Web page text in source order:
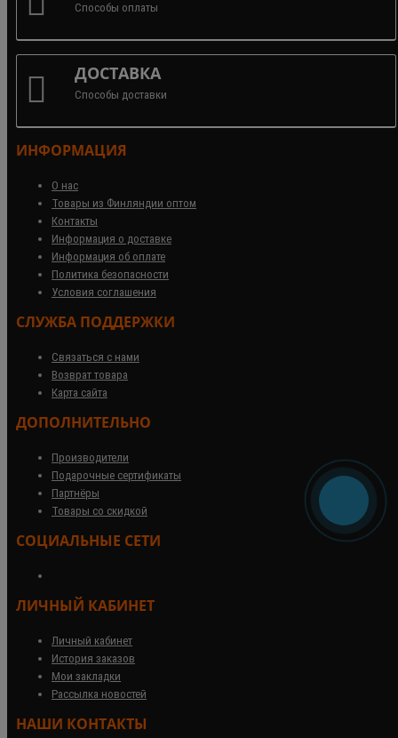
Способы оплаты
ДОСТАВКА
Способы доставки
ИНФОРМАЦИЯ
О нас
Товары из Финляндии оптом
Контакты
Информация о доставке
Информация об оплате
Политика безопасности
Условия соглашения
СЛУЖБА ПОДДЕРЖКИ
Связаться с нами
Возврат товара
Карта сайта
ДОПОЛНИТЕЛЬНО
Производители
Подарочные сертификаты
Партнёры
Товары со скидкой
СОЦИАЛЬНЫЕ СЕТИ
ЛИЧНЫЙ КАБИНЕТ
Личный кабинет
История заказов
Мои закладки
Рассылка новостей
НАШИ КОНТАКТЫ